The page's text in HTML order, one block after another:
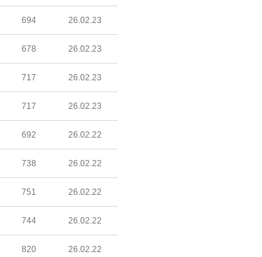
694 26.02.23
678 26.02.23
717 26.02.23
717 26.02.23
692 26.02.22
738 26.02.22
751 26.02.22
744 26.02.22
820 26.02.22